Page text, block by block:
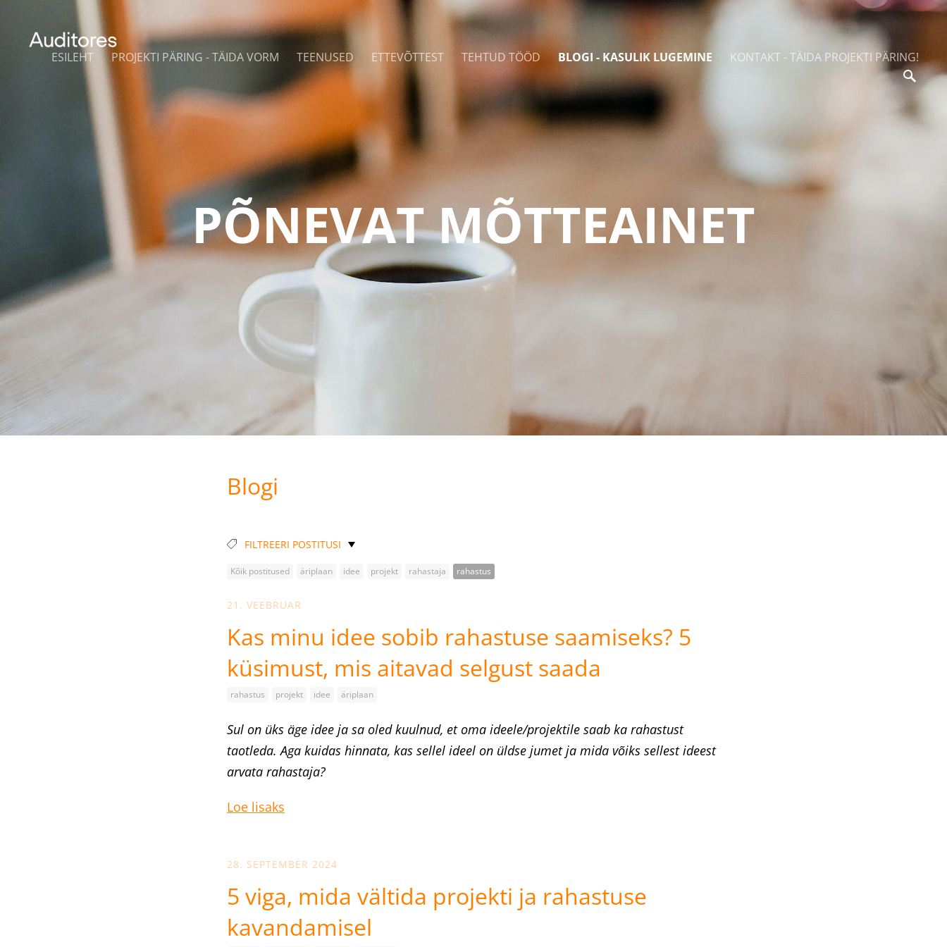
ESILEHT PROJEKTI PÄRING - TÄIDA VORM TEENUSED ETTEVÕTTEST TEHTUD TÖÖD BLOGI - KASULIK LUGEMINE KONTAKT - TÄIDA PROJEKTI PÄRING!
PÕNEVAT MÕTTEAINET
Blogi
FILTREERI POSTITUSI
Kõik postitused äriplaan idee projekt rahastaja rahastus
21. VEEBRUAR
Kas minu idee sobib rahastuse saamiseks? 5
küsimust, mis aitavad selgust saada
rahastus projekt idee äriplaan
Sul on üks äge idee ja sa oled kuulnud, et oma ideele/projektile saab ka rahastust
taotleda. Aga kuidas hinnata, kas sellel ideel on üldse jumet ja mida võiks sellest ideest
arvata rahastaja?
Loe lisaks
28. SEPTEMBER 2024
5 viga, mida vältida projekti ja rahastuse
kavandamisel